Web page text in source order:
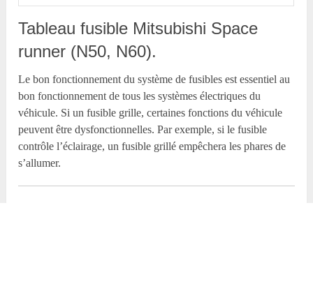
Tableau fusible Mitsubishi Space
runner (N50, N60).
Le bon fonctionnement du système de fusibles est essentiel au
bon fonctionnement de tous les systèmes électriques du
véhicule. Si un fusible grille, certaines fonctions du véhicule
peuvent être dysfonctionnelles. Par exemple, si le fusible
contrôle l’éclairage, un fusible grillé empêchera les phares de
s’allumer.